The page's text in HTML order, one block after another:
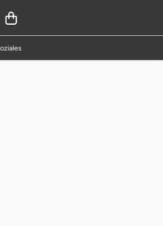
eingeben, Vorschläge erscheinen